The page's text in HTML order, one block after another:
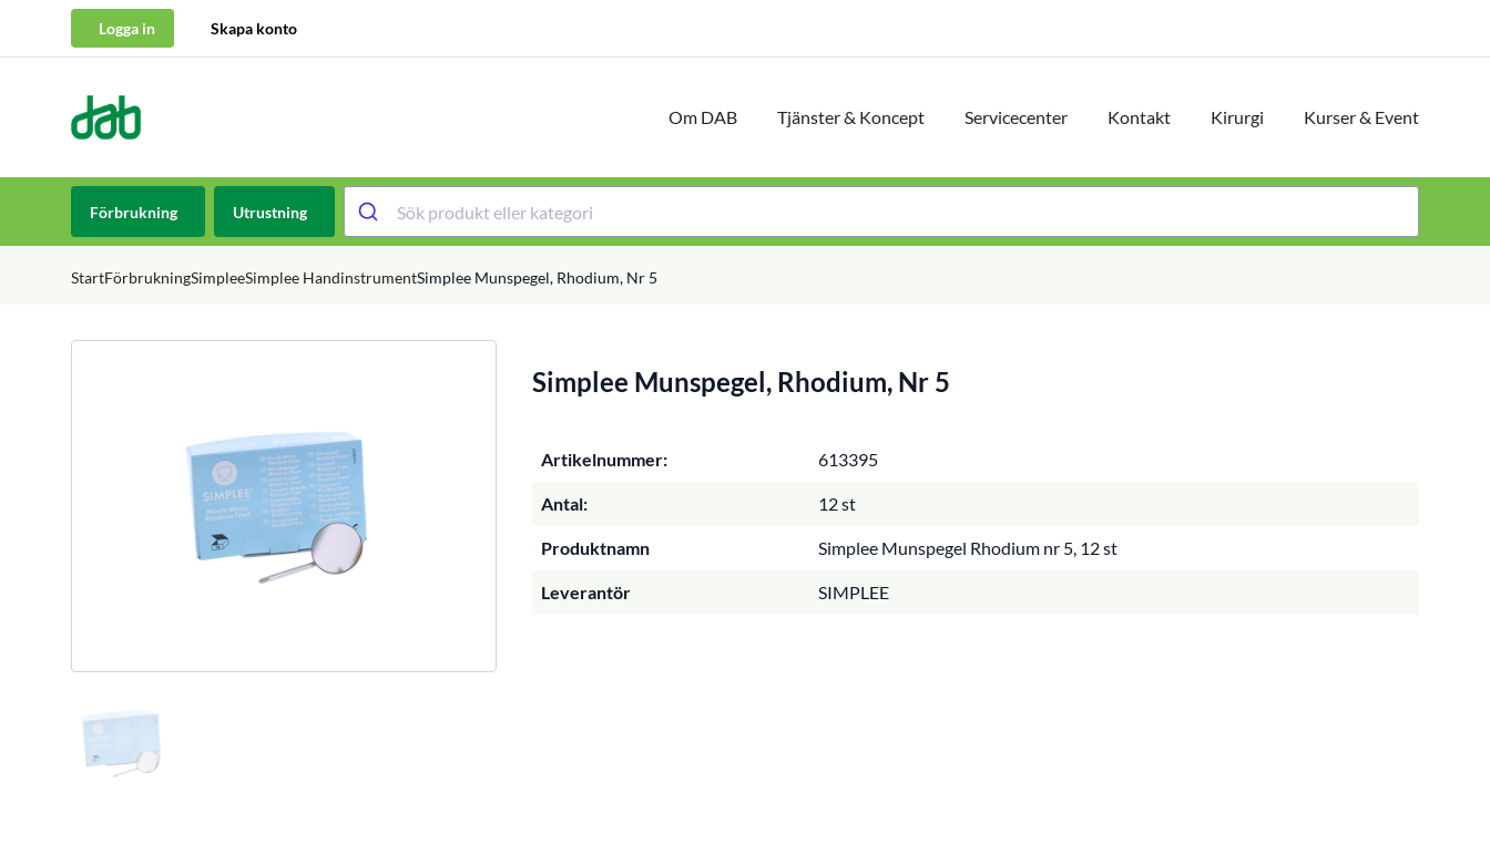
Logga in Skapa konto
DAB Dental Om DAB Tjänster & Koncept Servicecenter Kontakt Kirurgi Kurser & Event
Förbrukning Utrustning
StartFörbrukningSimpleeSimplee HandinstrumentSimplee Munspegel, Rhodium, Nr 5
Simplee Munspegel, Rhodium, Nr 5
Artikelnummer: 613395
Antal: 12 st
Produktnamn Simplee Munspegel Rhodium nr 5, 12 st
Leverantör SIMPLEE